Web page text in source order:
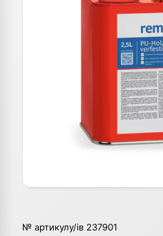
№ артикулу/ів 237901